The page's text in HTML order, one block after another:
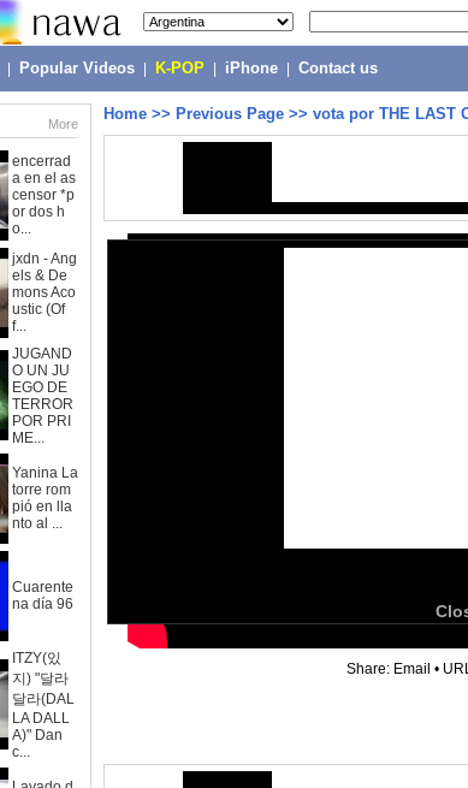
Popular Videos K-POP iPhone Contact us
More
encerrad
a en el as
censor *p
or dos h
o...
jxdn - Ang
els & De
mons Aco
ustic (Of
f...
JUGAND
O UN JU
EGO DE
TERROR
POR PRI
ME...
Yanina La
torre rom
pió en lla
nto al ...
Cuarente
na día 96
ITZY(있
지) "달라
달라(DAL
LA DALL
A)" Dan
c...
Home >> Previous Page >> vota por THE LAST
Share: Email •